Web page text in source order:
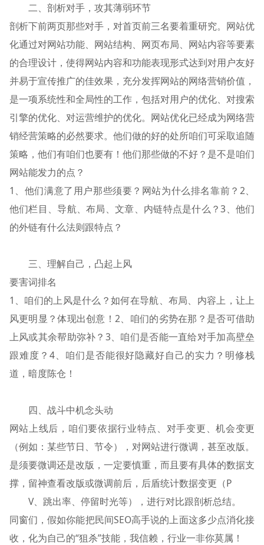
二、剖析对手，攻其薄弱环节
剖析下前两页那些对手，对首页前三名要着重研究。网站优
化通过对网站功能、网站结构、网页布局、网站内容等要素
的合理设计，使得网站内容和功能表现形式达到对用户友好
并易于宣传推广的佳效果，充分发挥网站的网络营销价值，
是一项系统性和全局性的工作，包括对用户的优化、对搜索
引擎的优化、对运营维护的优化。网站优化已经成为网络营
销经营策略的必然要求。他们做的好的处所咱们可采取追随
策略，他们有咱们也要有！他们那些做的不好？是不是咱们
网站能发力的点？
1、他们满意了用户那些须要？网站为什么排名靠前？2、
他们栏目、导航、布局、文章、内链特点是什么？3、他们
的外链有什么法则跟特点？
三、理解自己，凸起上风
要害词排名
1、咱们的上风是什么？如何在导航、布局、内容上，让上
风更明显？体现出创意！2、咱们的劣势在那？是否可借助
上风或其余帮助弥补？3、咱们是否能一直给对手加高壁垒
跟难度？4、咱们是否能很好隐藏好自己的实力？明修栈
道，暗度陈仓！
四、战斗中机念头动
网站上线后，咱们要依据行业特点、对手变更、机会变更
（例如：某些节日、节令），对网站进行微调，甚至改版。
是须要微调还是改版，一定要慎重，而且要有具体的数据支
撑，留神查看改版或微调前后，后盾统计数据变更（P
V、跳出率、停留时光等），进行对比跟剖析总结。
同窗们，假如你能把民间SEO高手说的上面这多少点消化接
收，化为自己的“狙杀”技能，我信赖，行业一非你莫属！